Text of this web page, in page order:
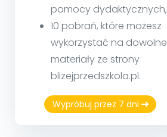
pomocy dydaktycznych,
10 pobrań, które możesz
wykorzystać na dowolne
materiały ze strony
blizejprzedszkola.pl.
Wypróbuj przez 7 dni